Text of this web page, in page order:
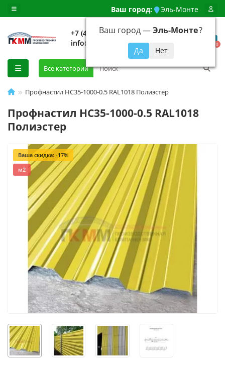
Ваш город: Эль-Монте
Ваш город —Эль-Монте?
+7 (499) 648-92-94
info@evroshtaketnikmoskva.ru
0
Все категории
Профнастил НС35-1000-0.5 RAL1018 Полиэстер
Профнастил НС35-1000-0.5 RAL1018
Полиэстер
Ваша скидка: -17%
м2